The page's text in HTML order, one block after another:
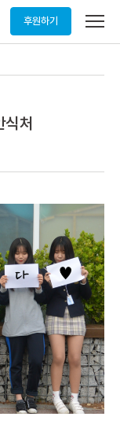
후원하기
메
열
처